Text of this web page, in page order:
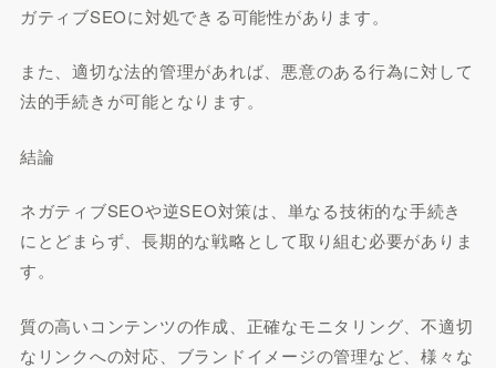
ガティブSEOに対処できる可能性があります。
また、適切な法的管理があれば、悪意のある行為に対して
法的手続きが可能となります。
結論
ネガティブSEOや逆SEO対策は、単なる技術的な手続き
にとどまらず、長期的な戦略として取り組む必要がありま
す。
質の高いコンテンツの作成、正確なモニタリング、不適切
なリンクへの対応、ブランドイメージの管理など、様々な